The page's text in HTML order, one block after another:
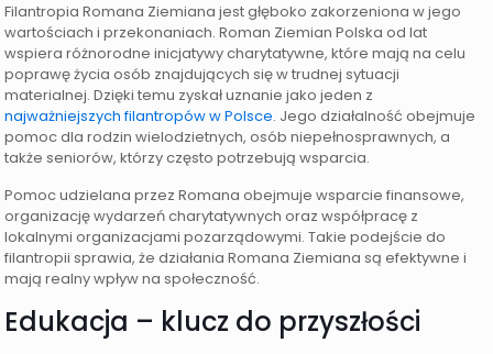
Filantropia Romana Ziemiana jest głęboko zakorzeniona w jego
wartościach i przekonaniach. Roman Ziemian Polska od lat
wspiera różnorodne inicjatywy charytatywne, które mają na celu
poprawę życia osób znajdujących się w trudnej sytuacji
materialnej. Dzięki temu zyskał uznanie jako jeden z
najważniejszych filantropów w Polsce. Jego działalność obejmuje
pomoc dla rodzin wielodzietnych, osób niepełnosprawnych, a
także seniorów, którzy często potrzebują wsparcia.
Pomoc udzielana przez Romana obejmuje wsparcie finansowe,
organizację wydarzeń charytatywnych oraz współpracę z
lokalnymi organizacjami pozarządowymi. Takie podejście do
filantropii sprawia, że działania Romana Ziemiana są efektywne i
mają realny wpływ na społeczność.
Edukacja – klucz do przyszłości